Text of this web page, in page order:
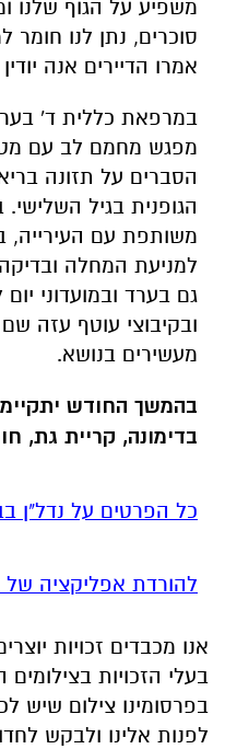
משפיע על הגוף שלנו
סוכרים, נתן לנו חומר
אמרו הדיירים אנה
במרפאת כללית ד'
מפגש מחמם לב עם
הסברים על תזונה
הגופנית בגיל
משותפת עם העירייה,
למניעת המחלה
גם בערד ובמועדוני
ובקיבוצי עוטף עזה
מעשירים בנושא.
בהמשך החודש
בדימונה, קריית גת,
כל הפרטים על נדל"ן
להורדת אפליקציה
אנו מכבדים זכויות
בעלי הזכויות בצילומים
בפרסומינו צילום שיש
לפנות אלינו ולבקש